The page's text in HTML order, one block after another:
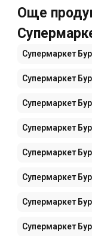
Още
Супермаркет
Супермаркет
Супермаркет
Супермаркет
Супермаркет
Супермаркет
Супермаркет
Супермаркет